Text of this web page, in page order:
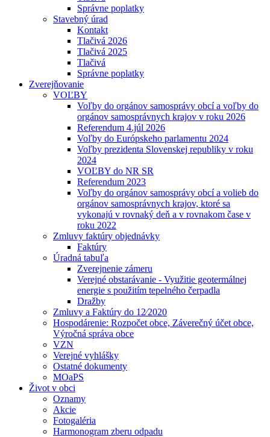
Správne poplatky
Stavebný úrad
Kontakt
Tlačivá 2026
Tlačivá 2025
Tlačivá
Správne poplatky
Zverejňovanie
VOĽBY
Voľby do orgánov samosprávy obcí a voľby do
orgánov samosprávnych krajov v roku 2026
Referendum 4.júl 2026
Voľby do Európskeho parlamentu 2024
Voľby prezidenta Slovenskej republiky v roku
2024
VOĽBY do NR SR
Referendum 2023
Voľby do orgánov samosprávy obcí a volieb do
orgánov samosprávnych krajov, ktoré sa
vykonajú v rovnaký deň a v rovnakom čase v
roku 2022
Zmluvy faktúry objednávky
Faktúry
Úradná tabuľa
Zverejnenie zámeru
Verejné obstarávanie - Využitie geotermálnej
energie s použitím tepelného čerpadla
Dražby
Zmluvy a Faktúry do 12⁄2020
Hospodárenie: Rozpočet obce, Záverečný účet obce,
Výročná správa obce
VZN
Verejné vyhlášky
Ostatné dokumenty
MOaPS
Život v obci
Oznamy
Akcie
Fotogaléria
Harmonogram zberu odpadu